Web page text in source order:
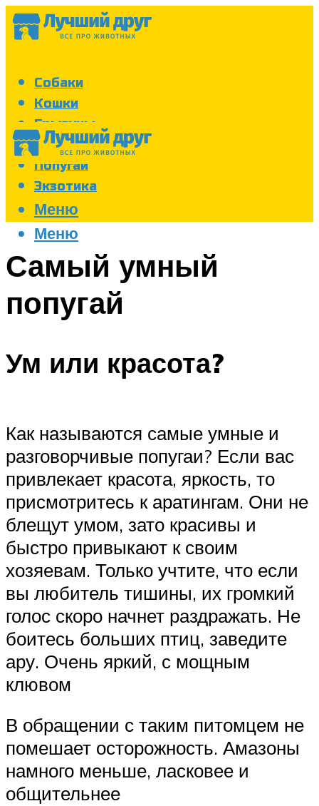
Собаки
Кошки
Грызуны
Аквариум
Попугаи
Экзотика
Меню
Меню
Самый умный
попугай
Ум или красота?
Как называются самые умные и
разговорчивые попугаи? Если вас
привлекает красота, яркость, то
присмотритесь к аратингам. Они не
блещут умом, зато красивы и
быстро привыкают к своим
хозяевам. Только учтите, что если
вы любитель тишины, их громкий
голос скоро начнет раздражать. Не
боитесь больших птиц, заведите
ару. Очень яркий, с мощным
клювом
В обращении с таким питомцем не
помешает осторожность. Амазоны
намного меньше, ласковее и
общительнее